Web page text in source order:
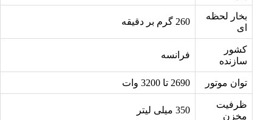
بخار لحظه
ای
260 گرم بر دقیقه
کشور
سازنده
فرانسه
توان موتور 2690 تا 3200 وات
ظرفیت
مخزن
350 میلی لیتر